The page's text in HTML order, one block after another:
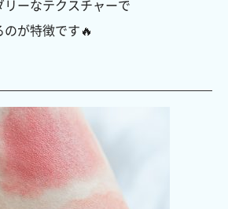
ーなテクスチャーで
が特徴です🔥